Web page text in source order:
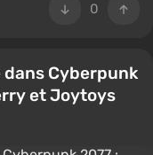
0
dans Cyberpunk
et Joytoys